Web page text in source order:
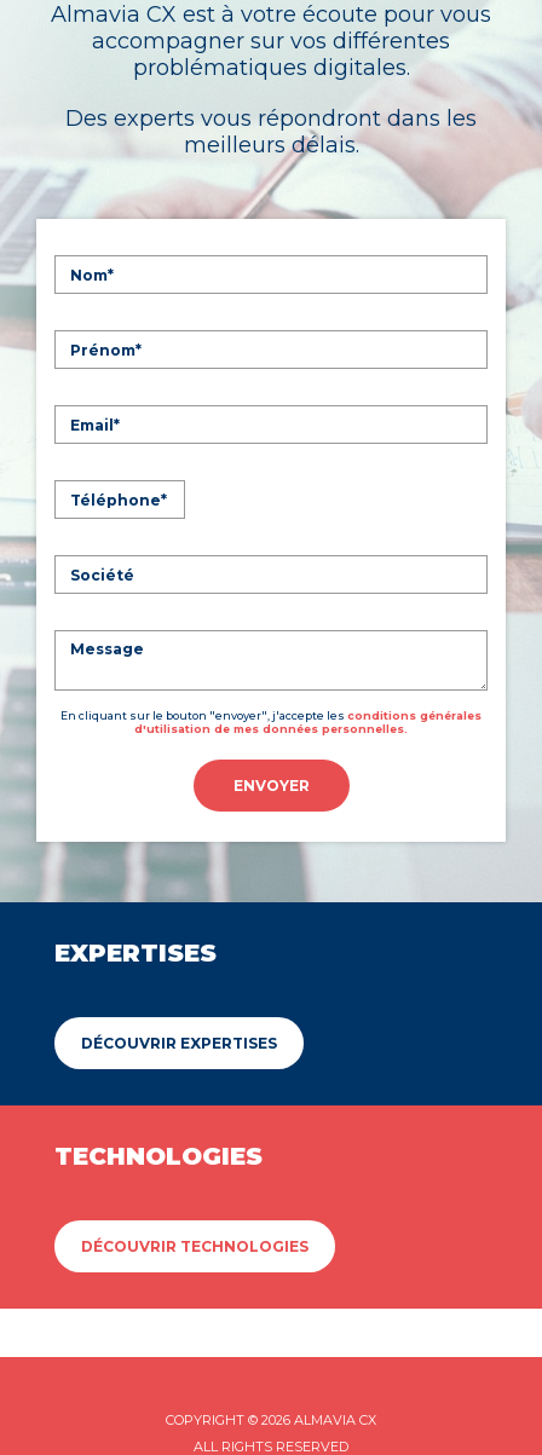
Almavia CX est à votre écoute pour vous
accompagner sur vos différentes
problématiques digitales.
Des experts vous répondront dans les
meilleurs délais.
En cliquant sur le bouton "envoyer", j'accepte les conditions générales
d'utilisation de mes données personnelles.
ENVOYER
EXPERTISES
DÉCOUVRIR EXPERTISES
TECHNOLOGIES
DÉCOUVRIR TECHNOLOGIES
COPYRIGHT © 2026 ALMAVIA CX
ALL RIGHTS RESERVED